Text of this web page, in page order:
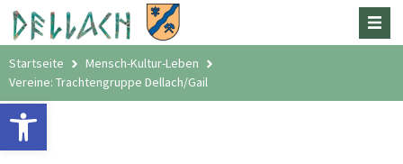
Open toolbar
Startseite
Mensch-Kultur-Leben
Vereine: Trachtengruppe Dellach/Gail